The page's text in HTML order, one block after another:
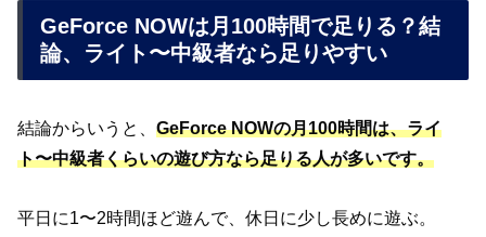
GeForce NOWは月100時間で足りる？結
論、ライト〜中級者なら足りやすい
結論からいうと、 GeForce NOWの月100時間は、ライ
ト〜中級者くらいの遊び方なら足りる人が多いです。
平日に1〜2時間ほど遊んで、休日に少し長めに遊ぶ。